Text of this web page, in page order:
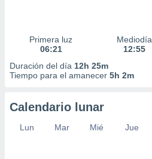
Primera luz
06:21
Mediodía
12:55
Duración del día 12h 25m
Tiempo para el amanecer 5h 2m
Calendario lunar
Lun Mar Mié Jue